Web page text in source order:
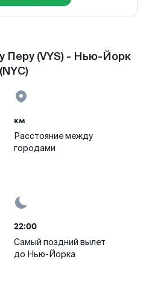
Перу (VYS) - Нью-Йорк
(NYC)
км
Расстояние между
городами
22:00
Самый поздний вылет
до Нью-Йорка